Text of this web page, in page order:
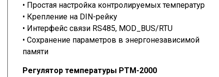
• Простая настройка контролируемых температур
• Крепление на DIN-рейку
• Интерфейс связи RS485, MOD_BUS/RTU
• Сохранение параметров в энергонезависимой
памяти
Регулятор температуры РТМ-2000